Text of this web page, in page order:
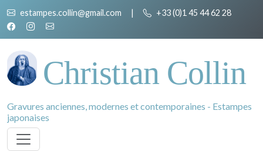
estampes.collin@gmail.com | +33 (0)1 45 44 62 28
Christian Collin
Gravures anciennes, modernes et contemporaines - Estampes
japonaises